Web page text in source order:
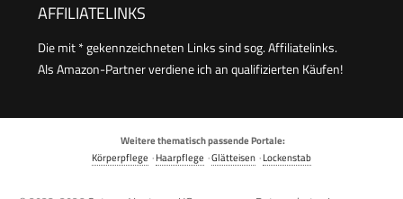
AFFILIATELINKS
Die mit * gekennzeichneten Links sind sog. Affiliatelinks.
Als Amazon-Partner verdiene ich an qualifizierten Käufen!
Weitere thematisch passende Portale:
Körperpflege ·Haarpflege ·Glätteisen ·Lockenstab